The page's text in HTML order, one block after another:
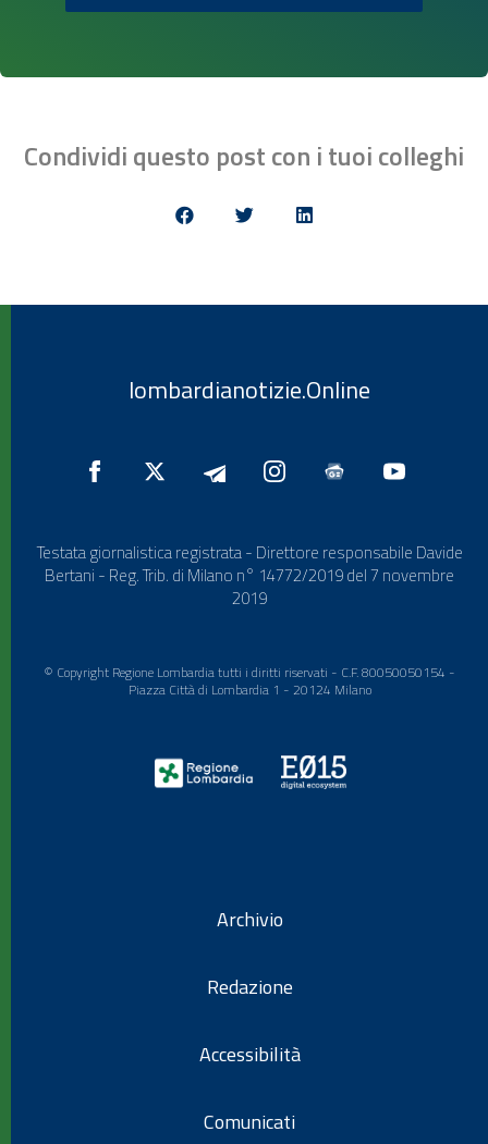
Condividi questo post con i tuoi colleghi
lombardianotizie.Online
Testata giornalistica registrata - Direttore responsabile Davide
Bertani - Reg. Trib. di Milano n° 14772/2019 del 7 novembre
2019
© Copyright Regione Lombardia tutti i diritti riservati - C.F. 80050050154 -
Piazza Città di Lombardia 1 - 20124 Milano
Archivio
Redazione
Accessibilità
Comunicati